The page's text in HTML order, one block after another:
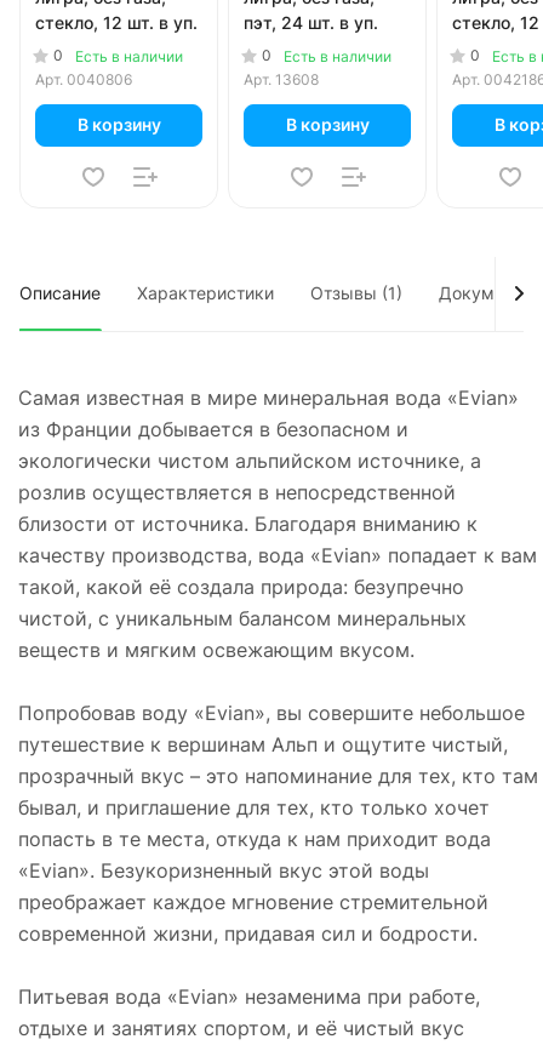
стекло, 12 шт. в уп.
0
Есть в наличии
Арт. 0040806
В корзину
пэт, 24 шт. в уп.
0
Есть в наличии
Арт. 13608
В корзину
стекло,
0
Есть в
Арт.
В
Описание Характеристики Отзывы (1) Документы
Самая известная в мире минеральная вода «Evian»
из Франции добывается в безопасном и
экологически чистом альпийском источнике, а
розлив осуществляется в непосредственной
близости от источника. Благодаря вниманию к
качеству производства, вода «Evian» попадает к вам
такой, какой её создала природа: безупречно
чистой, с уникальным балансом минеральных
веществ и мягким освежающим вкусом.
Попробовав воду «Evian», вы совершите небольшое
путешествие к вершинам Альп и ощутите чистый,
прозрачный вкус – это напоминание для тех, кто там
бывал, и приглашение для тех, кто только хочет
попасть в те места, откуда к нам приходит вода
«Evian». Безукоризненный вкус этой воды
преображает каждое мгновение стремительной
современной жизни, придавая сил и бодрости.
Питьевая вода «Evian» незаменима при работе,
отдыхе и занятиях спортом, и её чистый вкус